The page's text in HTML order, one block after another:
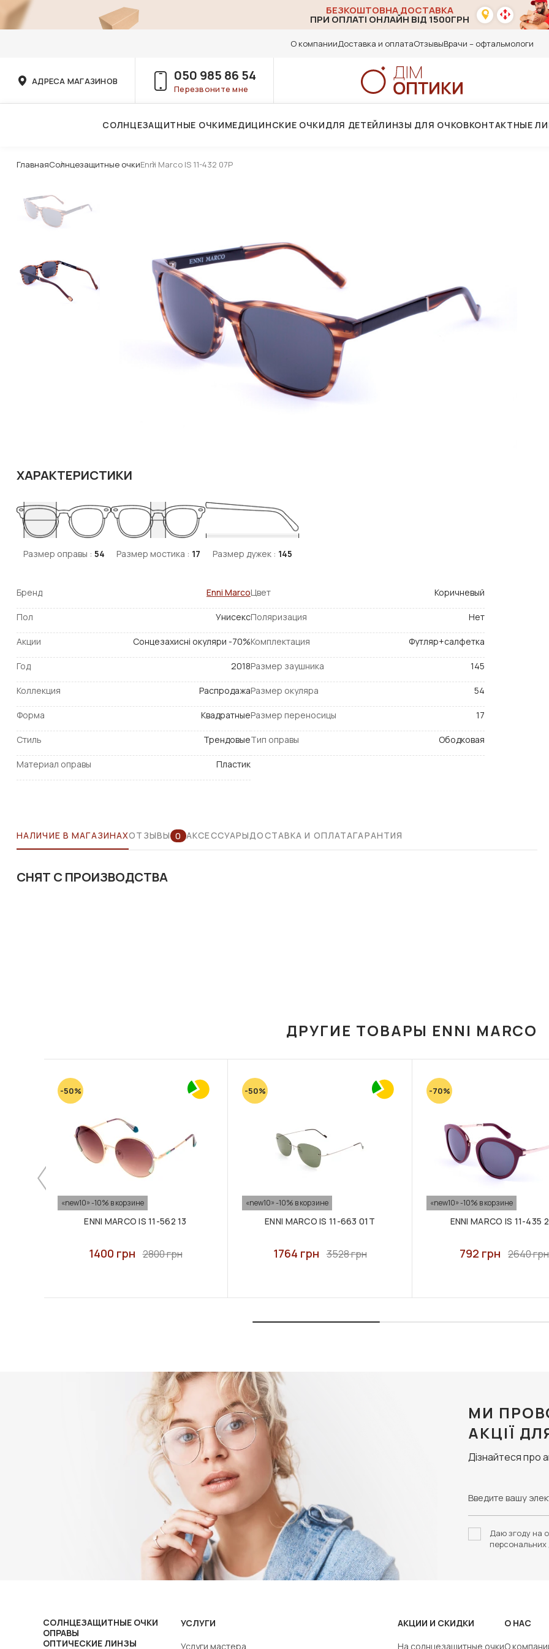
БЕЗКОШТОВНА ДОСТАВКА
ПРИ ОПЛАТІ ОНЛАЙН ВІД 1500ГРН
О компанииДоставка и оплатаОтзывыВрачи – офтальмологи
АДРЕСА МАГАЗИНОВ 050 985 86 54
Перезвоните мне
СОЛНЦЕЗАЩИТНЫЕ ОЧКИМЕДИЦИНСКИЕ ОЧКИДЛЯ ДЕТЕЙЛИНЗЫ ДЛЯ ОЧКОВКОНТАКТНЫЕ
ГлавнаяСолнцезащитные очкиEnni Marco IS 11-432 07P
ХАРАКТЕРИСТИКИ
Размер оправы : 54 Размер мостика : 17 Размер дужек : 145
Бренд Enni Marco
Пол Унисекс
Акции Сонцезахисні окуляри -70%
Год 2018
Коллекция Распродажа
Форма Квадратные
Стиль Трендовые
Материал оправы Пластик
Цвет Коричневый
Поляризация Нет
Комплектация Футляр+салфетка
Размер заушника 145
Размер окуляра 54
Размер переносицы 17
Тип оправы Ободковая
НАЛИЧИЕ В МАГАЗИНАХОТЗЫВЫ 0 АКСЕССУАРЫДОСТАВКА И ОПЛАТАГАРАНТИЯ
СНЯТ С ПРОИЗВОДСТВА
ДРУГИЕ ТОВАРЫ ENNI MARCO
-50%
«new10» -10% в корзине
ENNI MARCO IS 11-562 13
1400 грн 2800 грн
-50%
«new10» -10% в корзине
ENNI MARCO IS 11-663 01T
1764 грн 3528 грн
-70%
«new10» -10% в корзине
ENNI MARCO IS 11-435
792 грн 2640 грн
МИ
АКЦІЇ
Дізнайтеся про
Даю згоду на
СОЛНЦЕЗАЩИТНЫЕ ОЧКИ
ОПРАВЫ
ОПТИЧЕСКИЕ ЛИНЗЫ
УСЛУГИ
Услуги мастера
АКЦИИ И СКИДКИ
На солнцезащитные очки
О НАС
О